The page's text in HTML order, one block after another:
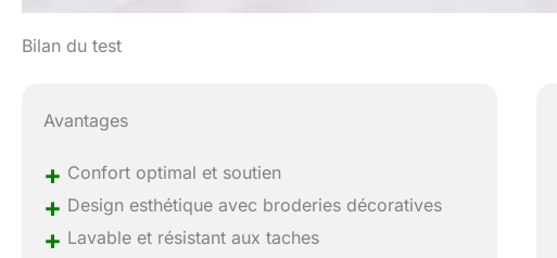
Bilan du test
Avantages
+ Confort optimal et soutien
+ Design esthétique avec broderies décoratives
+ Lavable et résistant aux taches